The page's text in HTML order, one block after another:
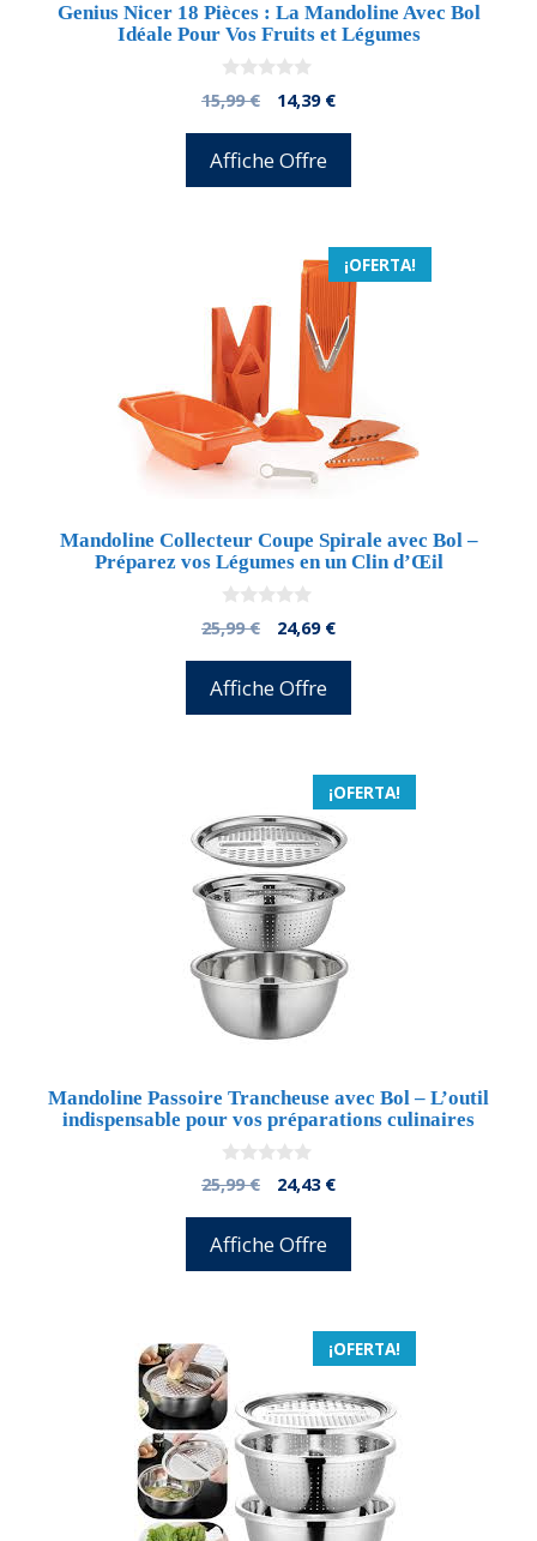
Genius Nicer 18 Pièces : La Mandoline Avec Bol
Idéale Pour Vos Fruits et Légumes
0
d
15,99€
El
original
era:
14,39 €El
Affiche Offre
¡OFERTA!
Mandoline Collecteur Coupe Spirale avec Bol –
Préparez vos Légumes en un Clin d’Œil
0
d
25,99€
El
original
era:
24,69 €El
Affiche Offre
¡OFERTA!
Mandoline Passoire Trancheuse avec Bol – L’outil
indispensable pour vos préparations culinaires
0
d
25,99€
El
original
era:
24,43 €El
Affiche Offre
¡OFERTA!